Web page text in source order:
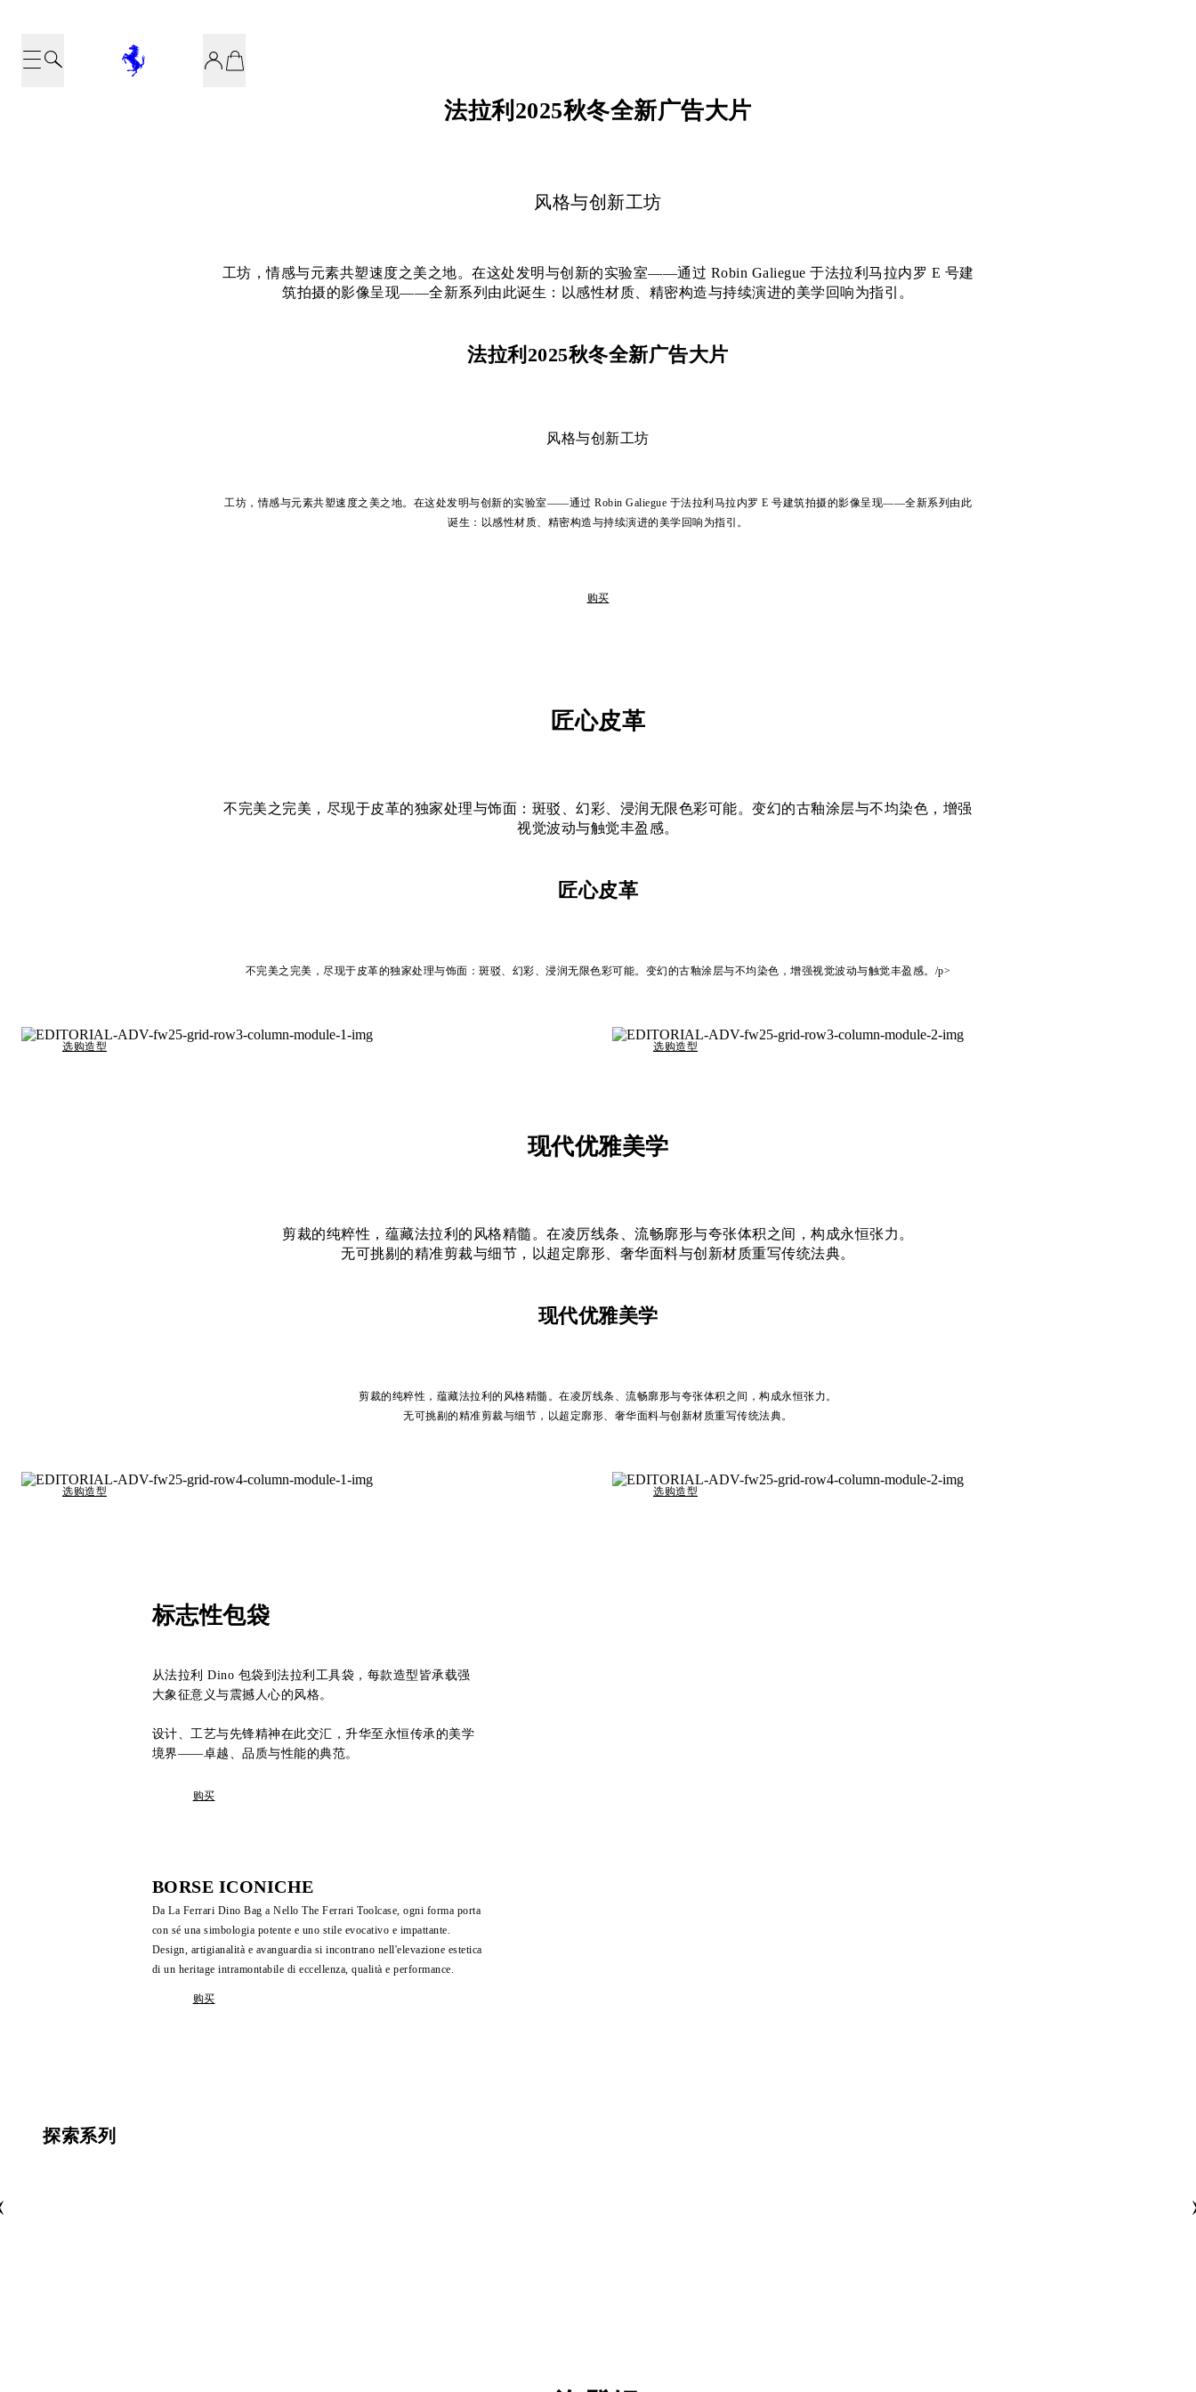
法拉利2025秋冬全新广告大片
风格与创新工坊
工坊，情感与元素共塑速度之美之地。在这处发明与创新的实验室——通过 Robin Galiegue 于法拉利马拉内罗 E 号建
筑拍摄的影像呈现——全新系列由此诞生：以感性材质、精密构造与持续演进的美学回响为指引。
法拉利2025秋冬全新广告大片
风格与创新工坊
工坊，情感与元素共塑速度之美之地。在这处发明与创新的实验室——通过 Robin Galiegue 于法拉利马拉内罗 E 号建筑拍摄的影像呈现——全新系列由此
诞生：以感性材质、精密构造与持续演进的美学回响为指引。
购买
匠心皮革
不完美之完美，尽现于皮革的独家处理与饰面：斑驳、幻彩、浸润无限色彩可能。变幻的古釉涂层与不均染色，增强
视觉波动与触觉丰盈感。
匠心皮革
不完美之完美，尽现于皮革的独家处理与饰面：斑驳、幻彩、浸润无限色彩可能。变幻的古釉涂层与不均染色，增强视觉波动与触觉丰盈感。/p>
选购造型 选购造型
现代优雅美学
剪裁的纯粹性，蕴藏法拉利的风格精髓。在凌厉线条、流畅廓形与夸张体积之间，构成永恒张力。
无可挑剔的精准剪裁与细节，以超定廓形、奢华面料与创新材质重写传统法典。
现代优雅美学
剪裁的纯粹性，蕴藏法拉利的风格精髓。在凌厉线条、流畅廓形与夸张体积之间，构成永恒张力。
无可挑剔的精准剪裁与细节，以超定廓形、奢华面料与创新材质重写传统法典。
选购造型 选购造型
标志性包袋
从法拉利 Dino 包袋到法拉利工具袋，每款造型皆承载强
大象征意义与震撼人心的风格。
设计、工艺与先锋精神在此交汇，升华至永恒传承的美学
境界——卓越、品质与性能的典范。
购买
BORSE ICONICHE
Da La Ferrari Dino Bag a Nello The Ferrari Toolcase, ogni forma porta
con sé una simbologia potente e uno stile evocativo e impattante.
Design, artigianalità e avanguardia si incontrano nell'elevazione estetica
di un heritage intramontabile di eccellenza, qualità e performance.
购买
探索系列